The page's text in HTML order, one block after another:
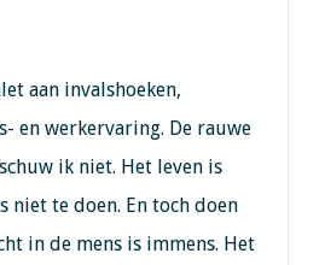
aan invalshoeken,
en werkervaring. De rauwe
ik niet. Het leven is
niet te doen. En toch doen
in de mens is immens. Het